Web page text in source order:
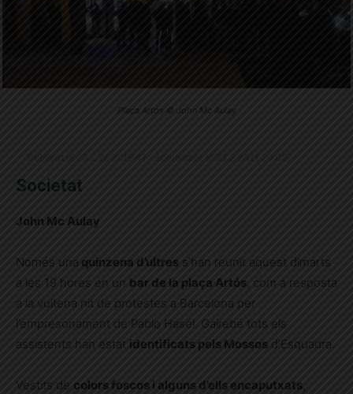
Plaça Artós © John Mc Aulay
Societat
John Mc Aulay
Només una quinzena d’ultres s’han reunit aquest dimarts
a les 19 hores en un bar de la plaça Artós , com a resposta
a la vuitena nit de protestes a Barcelona per
l’empresonament de Pablo Hasél. Gairebé tots els
assistents han estat identificats pels Mossos d’Esquadra.
Vestits de colors foscos i alguns d’ells encaputxats